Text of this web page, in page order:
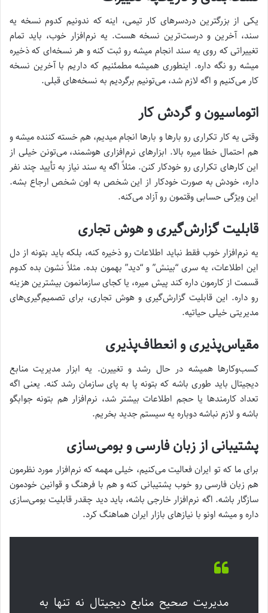
یکی از بزرگترین دردسرهای کار تیمی، اینه که ندونیم کدوم نسخه یه
سند، آخرین و درست‌ترین نسخه هست. یه نرم‌افزار خوب، باید تمام
تغییراتی که روی یه سند انجام میشه رو ثبت کنه و هر نسخه‌ای که ذخیره
میشه رو نگه داره. اینطوری همیشه مطمئنیم که داریم با آخرین نسخه
کار می‌کنیم و اگه لازم شد، می‌تونیم برگردیم به نسخه‌های قبلی.
اتوماسیون و گردش کار
وقتی یه کار تکراری رو بارها و بارها انجام میدیم، هم خسته کننده میشه و
هم احتمال خطا میره بالا. ابزارهای نرم‌افزاری هوشمند، می‌تونن خیلی از
این کارهای تکراری رو خودکار کنن. مثلاً اگه یه سند نیاز به تأیید چند نفر
داره، خودش به صورت خودکار از این شخص به اون شخص ارجاع بشه.
این ویژگی حسابی وقتمون رو آزاد می‌کنه.
قابلیت گزارش‌گیری و هوش تجاری
یه نرم‌افزار خوب فقط نباید اطلاعات رو ذخیره کنه، بلکه باید بتونه از دل
این اطلاعات، یه سری “بینش” و “دید” بهمون بده. مثلاً نشون بده کدوم
قسمت از کارمون داره کند پیش میره، یا کجای سازمانمون بیشترین هزینه
رو داره. این قابلیت گزارش‌گیری و هوش تجاری، برای تصمیم‌گیری‌های
مدیریتی خیلی حیاتیه.
مقیاس‌پذیری و انعطاف‌پذیری
کسب‌وکارها همیشه در حال رشد و تغییرن. یه ابزار مدیریت منابع
دیجیتال باید طوری باشه که بتونه پا به پای سازمان رشد کنه. یعنی اگه
تعداد کارمندها یا حجم اطلاعات بیشتر شد، نرم‌افزار هم بتونه جوابگو
باشه و لازم نباشه دوباره یه سیستم جدید بخریم.
پشتیبانی از زبان فارسی و بومی‌سازی
برای ما که تو ایران فعالیت می‌کنیم، خیلی مهمه که نرم‌افزار مورد نظرمون
هم زبان فارسی رو خوب پشتیبانی کنه و هم با فرهنگ و قوانین خودمون
سازگار باشه. اگه نرم‌افزار خارجی باشه، باید دید چقدر قابلیت بومی‌سازی
داره و میشه اونو با نیازهای بازار ایران هماهنگ کرد.
مدیریت صحیح منابع دیجیتال نه تنها به